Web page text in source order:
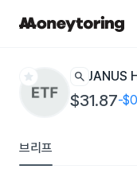
star search JANUS
$31.87-
브리프